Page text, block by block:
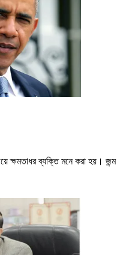
ক্ষমতাধর ব্যক্তি মনে করা হয়। জন্ম